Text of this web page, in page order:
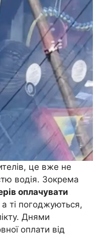
це вже не
водія. Зокрема
оплачувати
а ті погоджуються,
Днями
оплати від